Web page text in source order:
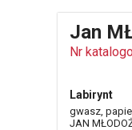
Jan
Nr
Labirynt
gwasz,
JAN